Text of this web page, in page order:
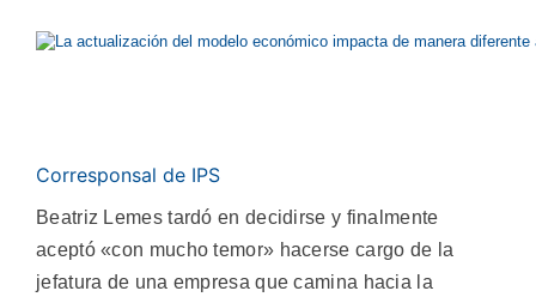
Corresponsal de IPS
Beatriz Lemes tardó en decidirse y finalmente
aceptó «con mucho temor» hacerse cargo de la
jefatura de una empresa que camina hacia la